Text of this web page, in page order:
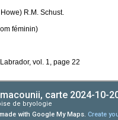
R.M. Schust.
féminin)
vol. 1, page 22